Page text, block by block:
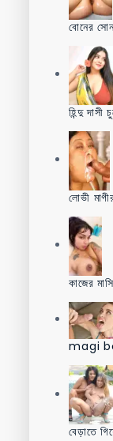
বোনের
হিন্দু
লোভী
কাজের
magi
বেড়াতে